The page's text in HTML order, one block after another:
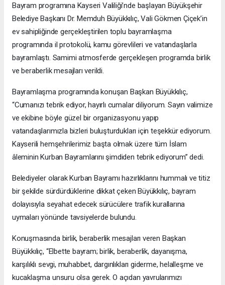
Bayram programına Kayseri Valiliği’nde başlayan Büyükşehir
Belediye Başkanı Dr. Memduh Büyükkılıç, Vali Gökmen Çiçek’in
ev sahipliğinde gerçekleştirilen toplu bayramlaşma
programında il protokolü, kamu görevlileri ve vatandaşlarla
bayramlaştı. Samimi atmosferde gerçekleşen programda birlik
ve beraberlik mesajları verildi.
Bayramlaşma programında konuşan Başkan Büyükkılıç,
“Cumanızı tebrik ediyor, hayırlı cumalar diliyorum. Sayın valimize
ve ekibine böyle güzel bir organizasyonu yapıp
vatandaşlarımızla bizleri buluşturdukları için teşekkür ediyorum.
Kayserili hemşehrilerimiz başta olmak üzere tüm İslam
âleminin Kurban Bayramlarını şimdiden tebrik ediyorum” dedi.
Belediyeler olarak Kurban Bayramı hazırlıklarını hummalı ve titiz
bir şekilde sürdürdüklerine dikkat çeken Büyükkılıç, bayram
dolayısıyla seyahat edecek sürücülere trafik kurallarına
uymaları yönünde tavsiyelerde bulundu.
Konuşmasında birlik, beraberlik mesajları veren Başkan
Büyükkılıç, “Elbette bayram; birlik, beraberlik, dayanışma,
karşılıklı sevgi, muhabbet, dargınlıkları giderme, helalleşme ve
kucaklaşma unsuru olsa gerek. O açıdan yavrularımızı